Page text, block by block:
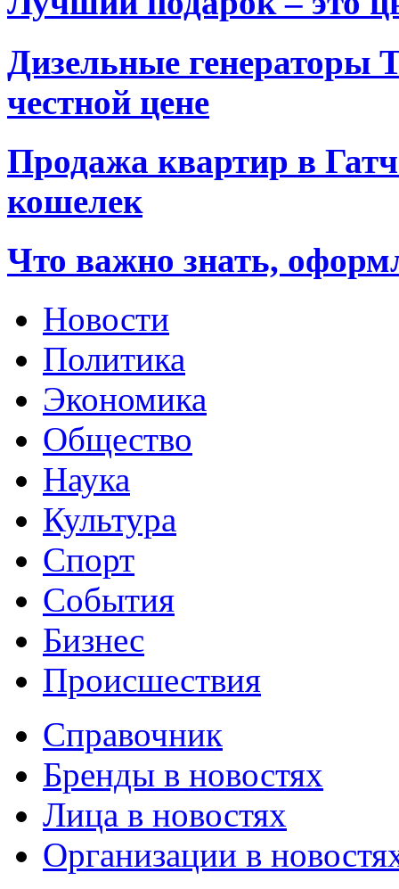
Дизельные генераторы
честной цене
Продажа квартир в
кошелек
Что важно знать,
Новости
Политика
Экономика
Общество
Наука
Культура
Спорт
События
Бизнес
Происшествия
Справочник
Бренды в новостях
Лица в новостях
Организации в